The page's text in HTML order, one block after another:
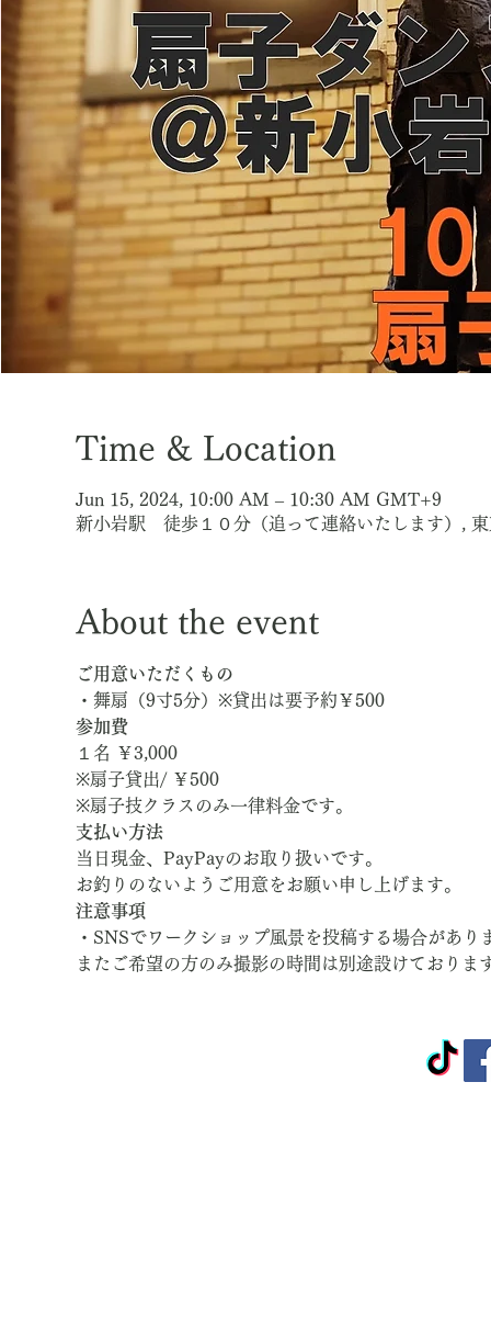
Time & Location
Jun 15, 2024, 10:00 AM – 10:30 AM GMT+9
新小岩駅 徒歩１０分（追って連絡いたします）,
About the event
ご用意いただくもの
・舞扇（9寸5分）※貸出は要予約￥500
参加費
１名 ￥3,000
※扇子貸出/ ￥500
※扇子技クラスのみ一律料金です。
支払い方法
当日現金、PayPayのお取り扱いです。
お釣りのないようご用意をお願い申し上げます。
注意事項
・SNSでワークショップ風景を投稿する場合があり
またご希望の方のみ撮影の時間は別途設けておりま